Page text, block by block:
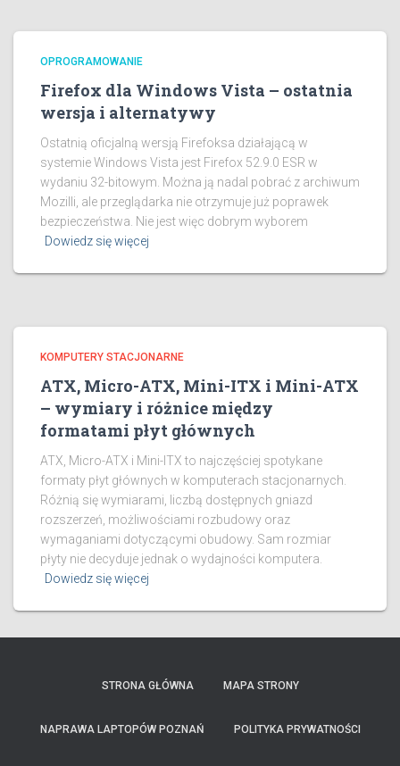
OPROGRAMOWANIE
Firefox dla Windows Vista – ostatnia
wersja i alternatywy
Ostatnią oficjalną wersją Firefoksa działającą w
systemie Windows Vista jest Firefox 52.9.0 ESR w
wydaniu 32-bitowym. Można ją nadal pobrać z archiwum
Mozilli, ale przeglądarka nie otrzymuje już poprawek
bezpieczeństwa. Nie jest więc dobrym wyborem
Dowiedz się więcej
KOMPUTERY STACJONARNE
ATX, Micro-ATX, Mini-ITX i Mini-ATX
– wymiary i różnice między
formatami płyt głównych
ATX, Micro-ATX i Mini-ITX to najczęściej spotykane
formaty płyt głównych w komputerach stacjonarnych.
Różnią się wymiarami, liczbą dostępnych gniazd
rozszerzeń, możliwościami rozbudowy oraz
wymaganiami dotyczącymi obudowy. Sam rozmiar
płyty nie decyduje jednak o wydajności komputera.
Dowiedz się więcej
STRONA GŁÓWNA MAPA STRONY
NAPRAWA LAPTOPÓW POZNAŃ POLITYKA PRYWATNOŚCI